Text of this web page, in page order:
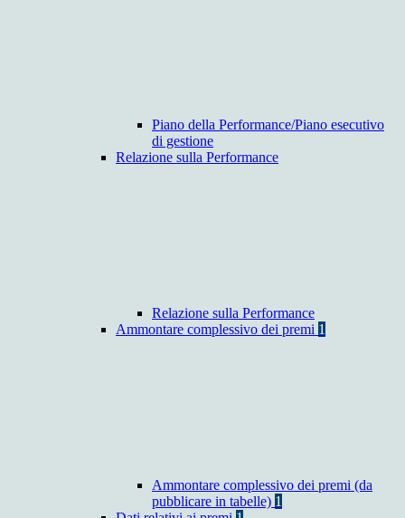
Piano della Performance/Piano esecutivo
di gestione
Relazione sulla Performance
Relazione sulla Performance
Ammontare complessivo dei premi 1
Ammontare complessivo dei premi (da
pubblicare in tabelle) 1